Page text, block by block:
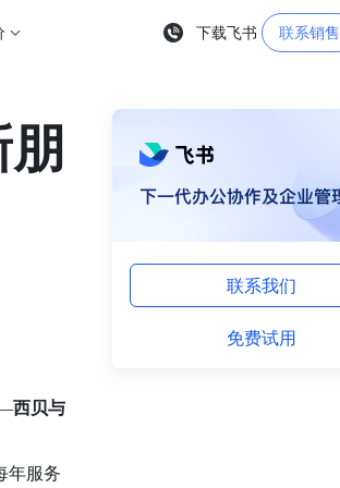
下载飞书 联系销售
联系我们
免费试用
西贝与
年服务